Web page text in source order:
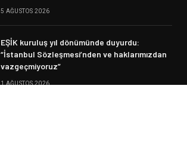
5 AĞUSTOS 2026
EŞİK kuruluş yıl dönümünde duyurdu:
“İstanbul Sözleşmesi’nden ve haklarımızdan
vazgeçmiyoruz”
1 AĞUSTOS 2026